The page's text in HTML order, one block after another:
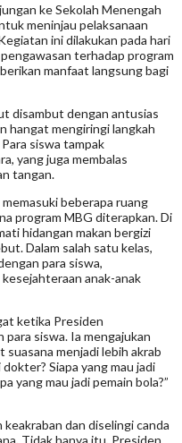
ke Sekolah Menengah
meninjau pelaksanaan
ini dilakukan pada hari
terhadap program
manfaat langsung bagi
disambut dengan antusias
hangat mengiringi langkah
siswa tampak
yang juga membalas
tangan.
beberapa ruang
program MBG diterapkan. Di
hidangan makan bergizi
Dalam salah satu kelas,
para siswa,
anak-anak
ketika Presiden
siswa. Ia mengajukan
menjadi lebih akrab
Siapa yang mau jadi
yang mau jadi pemain bola?”
dan diselingi canda
Tidak hanya itu, Presiden